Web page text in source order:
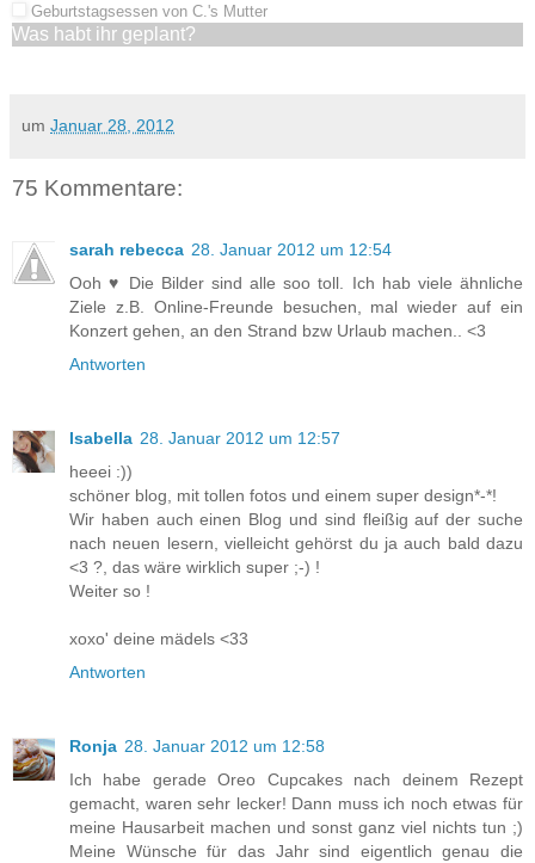
Geburtstagsessen von C.'s Mutter
Was habt ihr geplant?
um Januar 28, 2012
75 Kommentare:
sarah rebecca 28. Januar 2012 um 12:54
Ooh ♥ Die Bilder sind alle soo toll. Ich hab viele ähnliche
Ziele z.B. Online-Freunde besuchen, mal wieder auf ein
Konzert gehen, an den Strand bzw Urlaub machen.. <3
Antworten
Isabella 28. Januar 2012 um 12:57
heeei :))
schöner blog, mit tollen fotos und einem super design*-*!
Wir haben auch einen Blog und sind fleißig auf der suche
nach neuen lesern, vielleicht gehörst du ja auch bald dazu
<3 ?, das wäre wirklich super ;-) !
Weiter so !
xoxo' deine mädels <33
Antworten
Ronja 28. Januar 2012 um 12:58
Ich habe gerade Oreo Cupcakes nach deinem Rezept
gemacht, waren sehr lecker! Dann muss ich noch etwas für
meine Hausarbeit machen und sonst ganz viel nichts tun ;)
Meine Wünsche für das Jahr sind eigentlich genau die